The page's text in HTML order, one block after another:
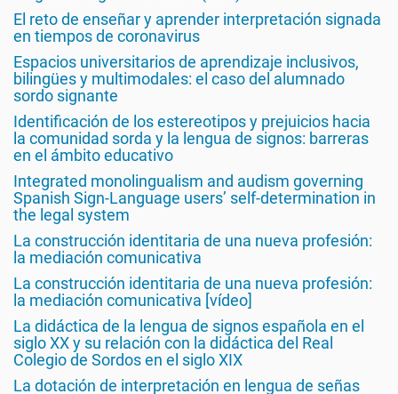
El reto de enseñar y aprender interpretación signada
en tiempos de coronavirus
Espacios universitarios de aprendizaje inclusivos,
bilingües y multimodales: el caso del alumnado
sordo signante
Identificación de los estereotipos y prejuicios hacia
la comunidad sorda y la lengua de signos: barreras
en el ámbito educativo
Integrated monolingualism and audism governing
Spanish Sign-Language users’ self-determination in
the legal system
La construcción identitaria de una nueva profesión:
la mediación comunicativa
La construcción identitaria de una nueva profesión:
la mediación comunicativa [vídeo]
La didáctica de la lengua de signos española en el
siglo XX y su relación con la didáctica del Real
Colegio de Sordos en el siglo XIX
La dotación de interpretación en lengua de señas